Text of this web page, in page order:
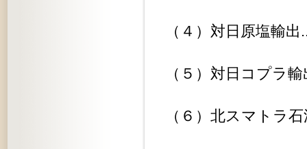
（４）対日原塩輸
（５）対日コプラ
（６）北スマトラ